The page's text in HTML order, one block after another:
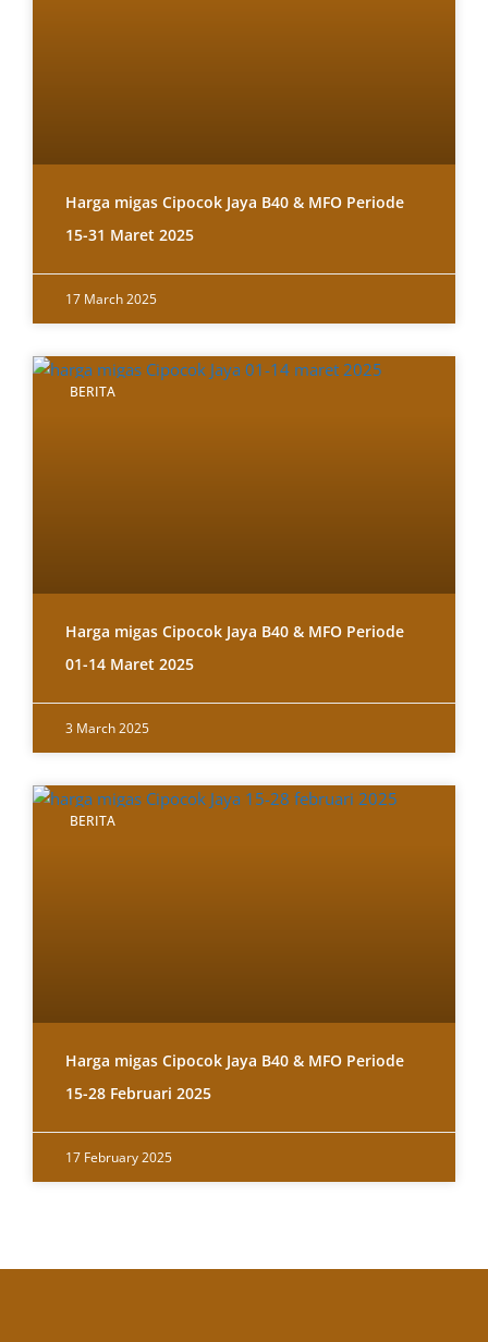
Harga migas Cipocok Jaya B40 & MFO Periode
15-31 Maret 2025
17 March 2025
BERITA
Harga migas Cipocok Jaya B40 & MFO Periode
01-14 Maret 2025
3 March 2025
BERITA
Harga migas Cipocok Jaya B40 & MFO Periode
15-28 Februari 2025
17 February 2025